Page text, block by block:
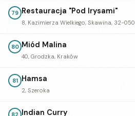
79 Restauracja "Pod Irysami"
8, Kazimierza Wielkiego, Skawina, 32-050
80 Miód Malina
40, Grodzka, Kraków
81 Hamsa
2, Szeroka
82 Indian Curry